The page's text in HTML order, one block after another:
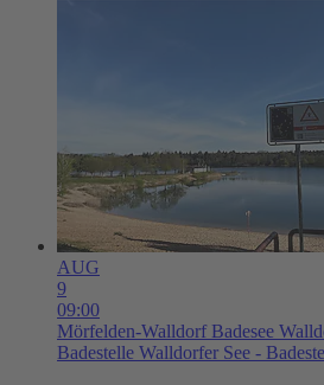
AUG
9
09:00
Mörfelden-Walldorf Badesee
Badestelle Walldorfer See -